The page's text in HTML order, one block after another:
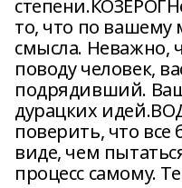
то, что по
смысла. Неважно,
поводу человек,
подрядивший.
дурацких
поверить, что все
виде, чем
процесс самому.